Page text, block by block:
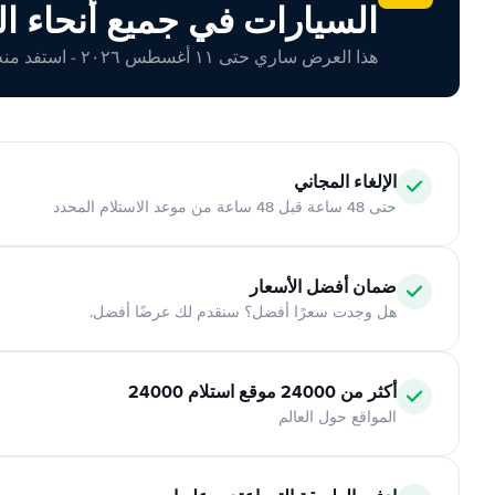
السيارات في جميع أنحاء
هذا العرض ساري حتى ١١ أغسطس ٢٠٢٦ - استفد منه اليوم!
الإلغاء المجاني
حتى 48 ساعة قبل 48 ساعة من موعد الاستلام المحدد
ضمان أفضل الأسعار
هل وجدت سعرًا أفضل؟ سنقدم لك عرضًا أفضل.
أكثر من 24000 موقع استلام 24000
المواقع حول العالم